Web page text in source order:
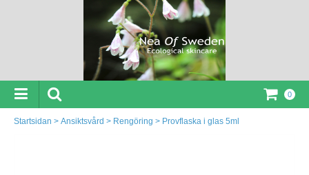
0
Startsidan > Ansiktsvård > Rengöring > Provflaska i glas 5ml